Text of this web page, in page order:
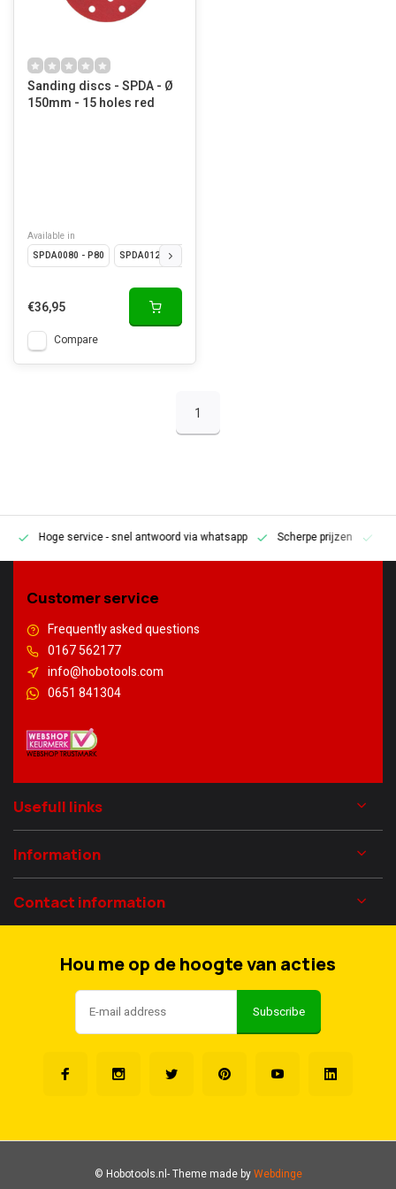
Sanding discs - SPDA - Ø
150mm - 15 holes red
Available in
SPDA0080 - P80
SPDA0120 - P120
€36,95
Compare
1
Hoge service- snel antwoord via whatsapp Scherpe prijzen
Customer service
Frequently asked questions
0167 562177
info@hobotools.com
0651 841304
Usefull links
Information
Contact information
Hou me op de hoogte van acties
Subscribe
© Hobotools.nl- Theme made byWebdinge